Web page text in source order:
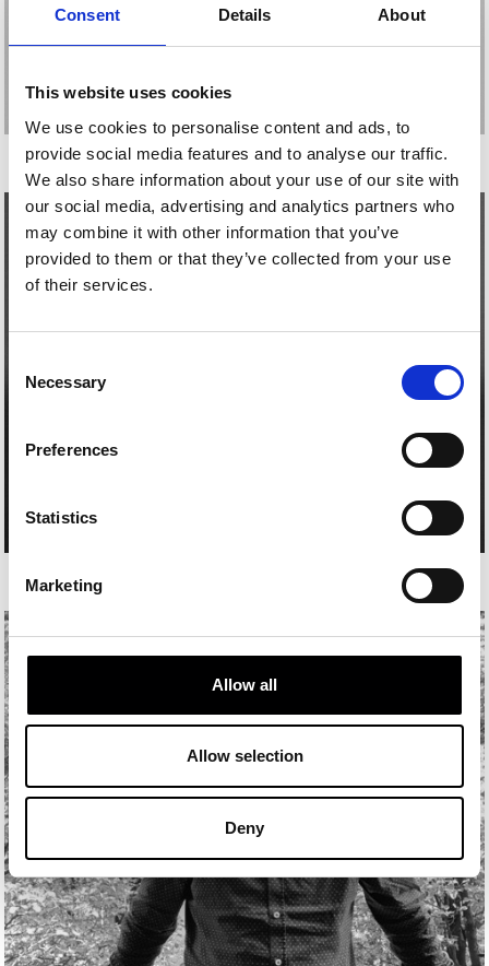
Consent Details About
This website uses cookies
We use cookies to personalise content and ads, to
provide social media features and to analyse our traffic.
We also share information about your use of our site with
our social media, advertising and analytics partners who
may combine it with other information that you’ve
provided to them or that they’ve collected from your use
of their services.
Selection
Necessary
Preferences
Statistics
Marketing
Allow all
Allow selection
Deny
IÑAKI GABILONDO